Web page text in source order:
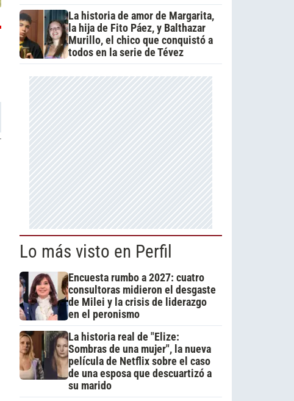
La historia de amor de Margarita,
la hija de Fito Páez, y Balthazar
Murillo, el chico que conquistó a
todos en la serie de Tévez
Lo más visto en Perfil
Encuesta rumbo a 2027: cuatro
consultoras midieron el desgaste
de Milei y la crisis de liderazgo
en el peronismo
La historia real de "Elize:
Sombras de una mujer", la nueva
película de Netflix sobre el caso
de una esposa que descuartizó a
su marido